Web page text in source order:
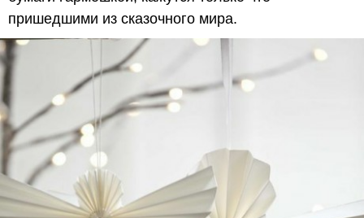
пришедшими из сказочного мира.